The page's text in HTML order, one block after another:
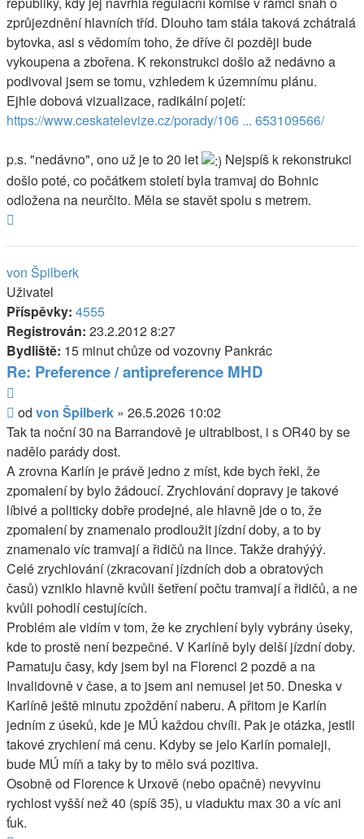
zprůjezdnění hlavních tříd. Dlouho tam stála taková zchátralá
bytovka, asi s vědomím toho, že dříve či později bude
vykoupena a zbořena. K rekonstrukci došlo až nedávno a
podivoval jsem se tomu, vzhledem k územnímu plánu.
Ejhle dobová vizualizace, radikální pojetí:
https://www.ceskatelevize.cz/porady/106 ... 653109566/
p.s. "nedávno", ono už je to 20 let
Nejspíš k rekonstrukci
došlo poté, co počátkem století byla tramvaj do Bohnic
odložena na neurčito. Měla se stavět spolu s metrem.
von Špilberk
Uživatel
Příspěvky: 4555
Registrován: 23.2.2012 8:27
Bydliště: 15 minut chůze od vozovny Pankrác
Re: Preference / antipreference MHD
Příspěvek
od von Špilberk » 26.5.2026 10:02
Tak ta noční 30 na Barrandově je ultrablbost, i s OR40 by se
nadělo parády dost.
A zrovna Karlín je právě jedno z míst, kde bych řekl, že
zpomalení by bylo žádoucí. Zrychlování dopravy je takové
líbivé a politicky dobře prodejné, ale hlavně jde o to, že
zpomalení by znamenalo prodloužit jízdní doby, a to by
znamenalo víc tramvají a řidičů na lince. Takže drahýýý.
Celé zrychlování (zkracovaní jízdních dob a obratových
časů) vzniklo hlavně kvůli šetření počtu tramvají a řidičů, a ne
kvůli pohodlí cestujících.
Problém ale vidím v tom, že ke zrychlení byly vybrány úseky,
kde to prostě není bezpečné. V Karlíně byly delší jízdní doby.
Pamatuju časy, kdy jsem byl na Florenci 2 pozdě a na
Invalidovně v čase, a to jsem ani nemusel jet 50. Dneska v
Karlíně ještě minutu zpoždění naberu. A přitom je Karlín
jedním z úseků, kde je MÚ každou chvíli. Pak je otázka, jestli
takové zrychlení má cenu. Kdyby se jelo Karlín pomaleji,
bude MÚ míň a taky by to mělo svá pozitiva.
Osobně od Florence k Urxově (nebo opačně) nevyvinu
rychlost vyšší než 40 (spíš 35), u viaduktu max 30 a víc ani
ťuk.